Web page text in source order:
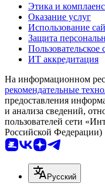
Этика и комплаенс
Оказание услуг
Использование
Защита
Пользовательское
ИТ аккредитация
На информационном
рекомендательные
предоставления
и анализа сведений,
пользователей сети
Российской Федерации)
Русский